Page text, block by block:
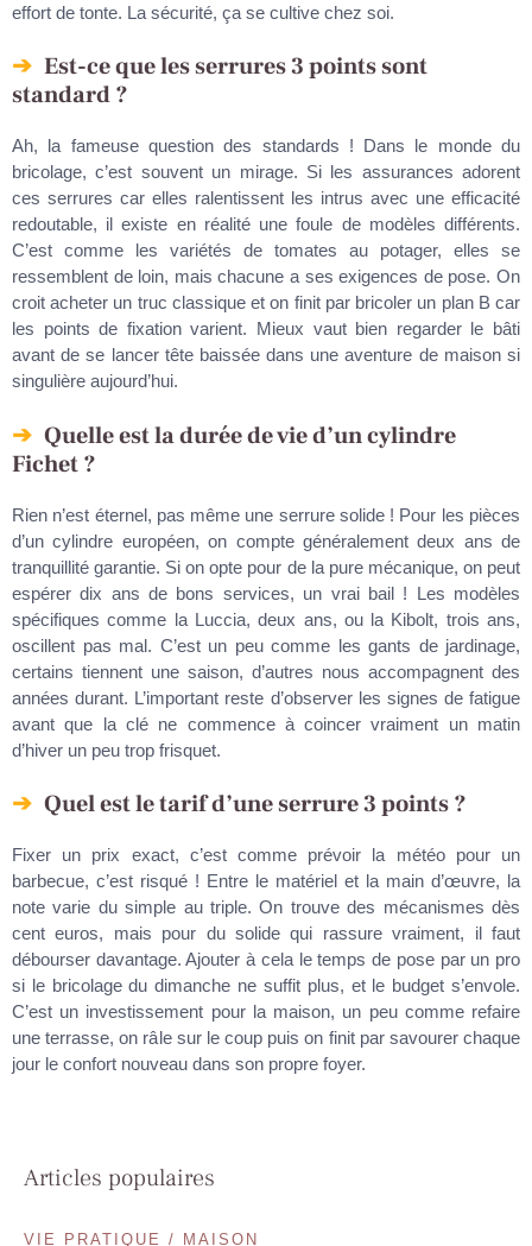
effort de tonte. La sécurité, ça se cultive chez soi.
Est-ce que les serrures 3 points sont
standard ?
Ah, la fameuse question des standards ! Dans le monde du
bricolage, c’est souvent un mirage. Si les assurances adorent
ces serrures car elles ralentissent les intrus avec une efficacité
redoutable, il existe en réalité une foule de modèles différents.
C’est comme les variétés de tomates au potager, elles se
ressemblent de loin, mais chacune a ses exigences de pose. On
croit acheter un truc classique et on finit par bricoler un plan B car
les points de fixation varient. Mieux vaut bien regarder le bâti
avant de se lancer tête baissée dans une aventure de maison si
singulière aujourd’hui.
Quelle est la durée de vie d’un cylindre
Fichet ?
Rien n’est éternel, pas même une serrure solide ! Pour les pièces
d’un cylindre européen, on compte généralement deux ans de
tranquillité garantie. Si on opte pour de la pure mécanique, on peut
espérer dix ans de bons services, un vrai bail ! Les modèles
spécifiques comme la Luccia, deux ans, ou la Kibolt, trois ans,
oscillent pas mal. C’est un peu comme les gants de jardinage,
certains tiennent une saison, d’autres nous accompagnent des
années durant. L’important reste d’observer les signes de fatigue
avant que la clé ne commence à coincer vraiment un matin
d’hiver un peu trop frisquet.
Quel est le tarif d’une serrure 3 points ?
Fixer un prix exact, c’est comme prévoir la météo pour un
barbecue, c’est risqué ! Entre le matériel et la main d’œuvre, la
note varie du simple au triple. On trouve des mécanismes dès
cent euros, mais pour du solide qui rassure vraiment, il faut
débourser davantage. Ajouter à cela le temps de pose par un pro
si le bricolage du dimanche ne suffit plus, et le budget s’envole.
C’est un investissement pour la maison, un peu comme refaire
une terrasse, on râle sur le coup puis on finit par savourer chaque
jour le confort nouveau dans son propre foyer.
Articles populaires
VIE PRATIQUE / MAISON